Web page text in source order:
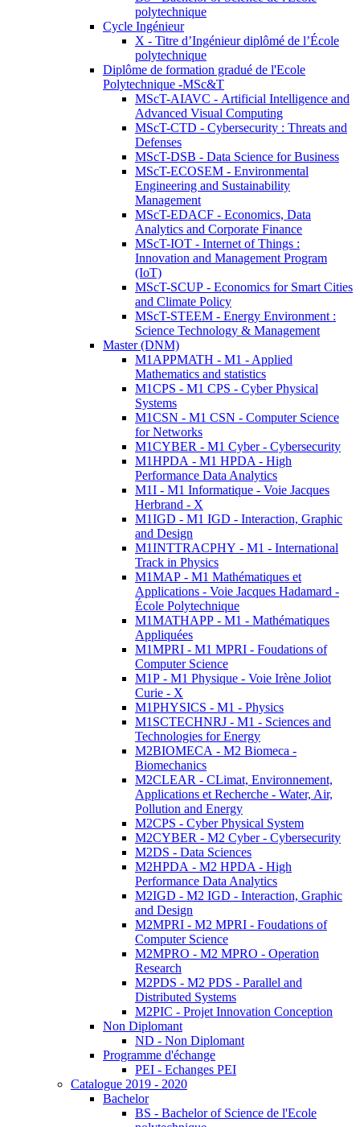
polytechnique
Cycle Ingénieur
X - Titre d’Ingénieur diplômé de l’École
polytechnique
Diplôme de formation gradué de l'Ecole
Polytechnique -MSc&T
MScT-AIAVC - Artificial Intelligence and
Advanced Visual Computing
MScT-CTD - Cybersecurity : Threats and
Defenses
MScT-DSB - Data Science for Business
MScT-ECOSEM - Environmental
Engineering and Sustainability
Management
MScT-EDACF - Economics, Data
Analytics and Corporate Finance
MScT-IOT - Internet of Things :
Innovation and Management Program
(IoT)
MScT-SCUP - Economics for Smart Cities
and Climate Policy
MScT-STEEM - Energy Environment :
Science Technology & Management
Master (DNM)
M1APPMATH - M1 - Applied
Mathematics and statistics
M1CPS - M1 CPS - Cyber Physical
Systems
M1CSN - M1 CSN - Computer Science
for Networks
M1CYBER - M1 Cyber - Cybersecurity
M1HPDA - M1 HPDA - High
Performance Data Analytics
M1I - M1 Informatique - Voie Jacques
Herbrand - X
M1IGD - M1 IGD - Interaction, Graphic
and Design
M1INTTRACPHY - M1 - International
Track in Physics
M1MAP - M1 Mathématiques et
Applications - Voie Jacques Hadamard -
École Polytechnique
M1MATHAPP - M1 - Mathématiques
Appliquées
M1MPRI - M1 MPRI - Foudations of
Computer Science
M1P - M1 Physique - Voie Irène Joliot
Curie - X
M1PHYSICS - M1 - Physics
M1SCTECHNRJ - M1 - Sciences and
Technologies for Energy
M2BIOMECA - M2 Biomeca -
Biomechanics
M2CLEAR - CLimat, Environnement,
Applications et Recherche - Water, Air,
Pollution and Energy
M2CPS - Cyber Physical System
M2CYBER - M2 Cyber - Cybersecurity
M2DS - Data Sciences
M2HPDA - M2 HPDA - High
Performance Data Analytics
M2IGD - M2 IGD - Interaction, Graphic
and Design
M2MPRI - M2 MPRI - Foudations of
Computer Science
M2MPRO - M2 MPRO - Operation
Research
M2PDS - M2 PDS - Parallel and
Distributed Systems
M2PIC - Projet Innovation Conception
Non Diplomant
ND - Non Diplomant
Programme d'échange
PEI - Echanges PEI
Catalogue 2019 - 2020
Bachelor
BS - Bachelor of Science de l'Ecole